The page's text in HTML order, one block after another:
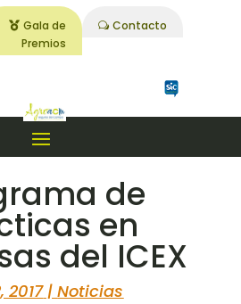
Gala de
Premios
Contacto
de
en
del ICEX
2017|Noticias